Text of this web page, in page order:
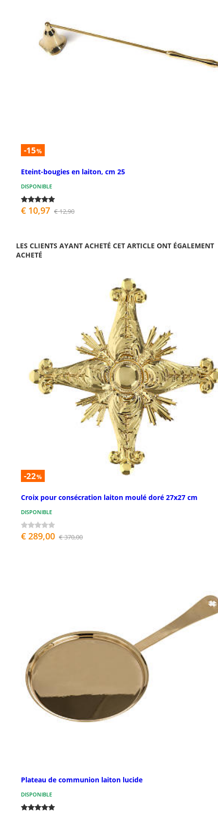
-15%
Eteint-bougies en laiton, cm 25
DISPONIBLE
€ 10,97 € 12,90
LES CLIENTS AYANT ACHETÉ CET ARTICLE ONT ÉGALEMENT
ACHETÉ
-22%
Croix pour consécration laiton moulé doré 27x27 cm
DISPONIBLE
€ 289,00 € 370,00
Plateau de communion laiton lucide
DISPONIBLE